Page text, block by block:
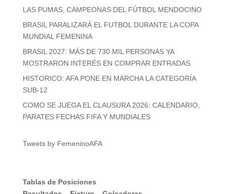
LAS PUMAS, CAMPEONAS DEL FÚTBOL MENDOCINO
BRASIL PARALIZARÁ EL FUTBOL DURANTE LA COPA
MUNDIAL FEMENINA
BRASIL 2027: MÁS DE 730 MIL PERSONAS YA
MOSTRARON INTERÉS EN COMPRAR ENTRADAS
HISTORICO: AFA PONE EN MARCHA LA CATEGORÍA
SUB-12
COMO SE JUEGA EL CLAUSURA 2026: CALENDARIO,
PARATES FECHAS FIFA Y MUNDIALES
Tweets by FemeninoAFA
Tablas de Posiciones